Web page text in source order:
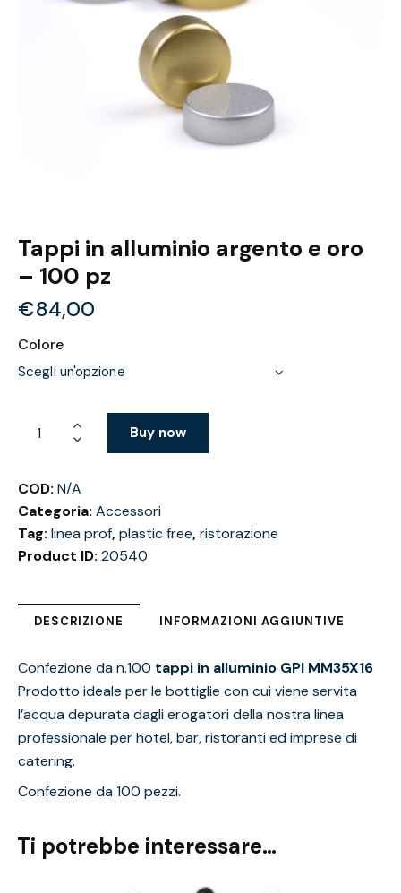
Tappi in alluminio argento e oro
– 100 pz
€84,00
Colore
Buy now
COD: N/A
Categoria: Accessori
Tag: linea prof,plastic free,ristorazione
Product ID: 20540
DESCRIZIONE INFORMAZIONI AGGIUNTIVE
Confezione da n.100 tappi in alluminio GPI MM35X16
Prodotto ideale per le bottiglie con cui viene servita
l’acqua depurata dagli erogatori della nostra linea
professionale per hotel, bar, ristoranti ed imprese di
catering.
Confezione da 100 pezzi.
Ti potrebbe interessare…